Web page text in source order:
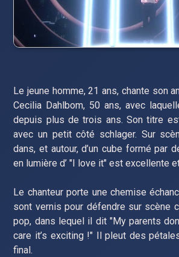
Le jeune homme, 21 ans, chante son
Cecilia Dahlbom, 50 ans, avec
depuis plus de trois ans. Son titre
avec un petit côté schlager. Sur
dans, et autour, d’un cube formé par
en lumière d’ "I love it" est excellente
Le chanteur porte une chemise
sont vernis pour défendre sur scène
pop, dans lequel il dit "My parents
care it’s exciting !" Il pleut des
final.